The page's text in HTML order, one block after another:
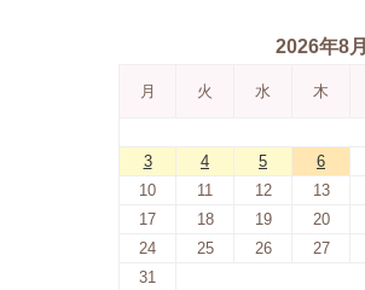
2026年8月
月 火 水 木
3
4 5 6
10
11 12 13
17
18 19 20
24
25 26 27
31